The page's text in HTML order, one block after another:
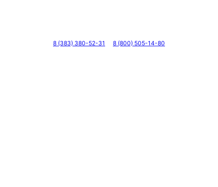
8 (383) 380-52-31 8 (800) 505-14-80